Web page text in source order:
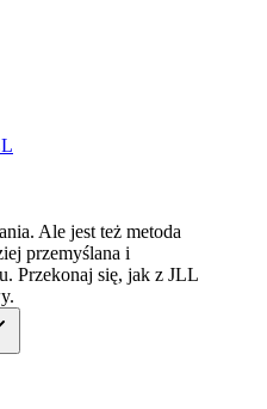
Ale jest też metoda
przemyślana i
Przekonaj się, jak z JLL